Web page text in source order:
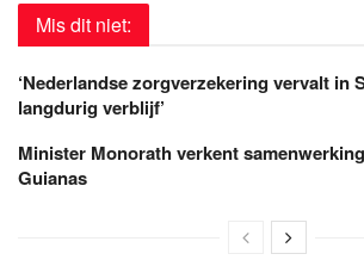
Mis dit niet:
‘Nederlandse zorgverzekering vervalt in
langdurig verblijf’
Minister Monorath verkent
Guianas